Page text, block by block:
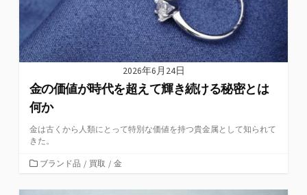
2026年6月24日
金の価値が時代を超えて輝き続ける秘密とは
何か
金は古くから人類にとって特別な価値を持つ貴金属として知られて
きた。
カ
ゴ
ブランド品 / 買取 / 金